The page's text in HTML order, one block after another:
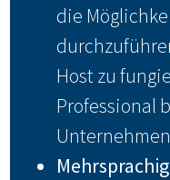
die
Host zu
Professional